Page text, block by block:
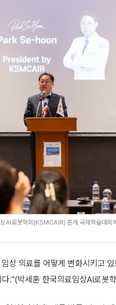
로봇학회(KSMCAIR) 춘계 국제학술대회
상 의료를 어떻게 변화시키고
.”(박세훈 한국의료임상AI로봇